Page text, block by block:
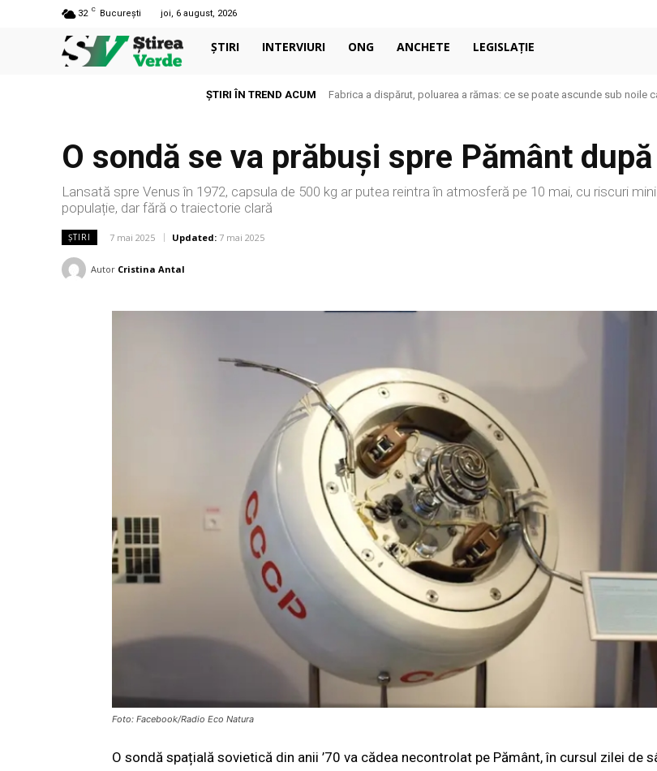
32 C București joi, 6 august, 2026
ȘTIRI INTERVIURI ONG ANCHETE LEGISLAȚIE
ȘTIRI ÎN TREND ACUM Fabrica a dispărut, poluarea a rămas: ce se poate ascunde sub noile
O sondă se va prăbuși spre Pământ
Lansată spre Venus în 1972, capsula de 500 kg ar putea reintra în atmosferă pe 10 mai, cu riscuri
populație, dar fără o traiectorie clară
ȘTIRI 7 mai 2025 Updated: 7 mai 2025
Autor Cristina Antal
Foto: Facebook/Radio Eco Natura
O sondă spațială sovietică din anii ’70 va cădea necontrolat pe Pământ, în cursul zilei de